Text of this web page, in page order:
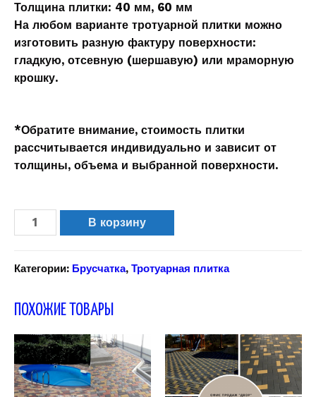
Толщина плитки: 40 мм, 60 мм
На любом варианте тротуарной плитки можно
изготовить разную фактуру поверхности:
гладкую, отсевную (шершавую) или мраморную
крошку.
*Обратите внимание, стоимость плитки
рассчитывается индивидуально и зависит от
толщины, объема и выбранной поверхности.
В корзину
Категории: Брусчатка, Тротуарная плитка
ПОХОЖИЕ ТОВАРЫ